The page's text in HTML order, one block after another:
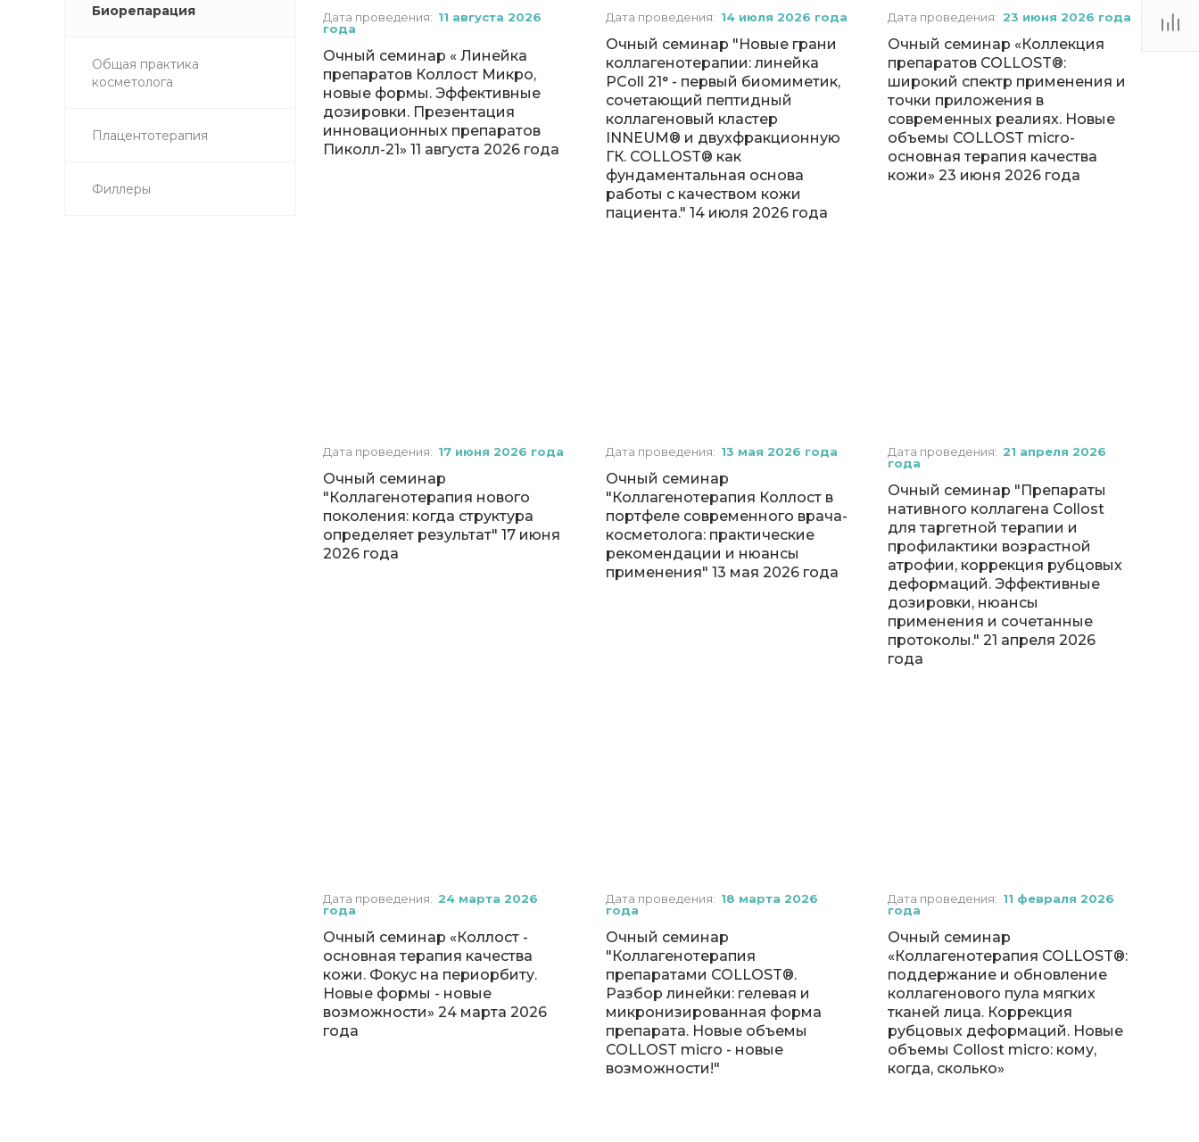
Биорепарация
Общая практика
косметолога
Плацентотерапия
Филлеры
Дата проведения: 11 августа 2026
года
Очный семинар « Линейка
препаратов Коллост Микро,
новые формы. Эффективные
дозировки. Презентация
инновационных препаратов
Пиколл-21» 11 августа 2026 года
Дата проведения: 14 июля 2026 года
Очный семинар "Новые грани
коллагенотерапии: линейка
PColl 21° - первый биомиметик,
сочетающий пептидный
коллагеновый кластер
INNEUM® и двухфракционную
ГК. COLLOST® как
фундаментальная основа
работы с качеством кожи
пациента." 14 июля 2026 года
Дата проведения: 23 июня 2026 года
Очный семинар «Коллекция
препаратов COLLOST®:
широкий спектр применения и
точки приложения в
современных реалиях. Новые
объемы COLLOST micro-
основная терапия качества
кожи» 23 июня 2026 года
Дата проведения: 17 июня 2026 года
Очный семинар
"Коллагенотерапия нового
поколения: когда структура
определяет результат" 17 июня
2026 года
Дата проведения: 13 мая 2026 года
Очный семинар
"Коллагенотерапия Коллост в
портфеле современного врача-
косметолога: практические
рекомендации и нюансы
применения" 13 мая 2026 года
Дата проведения: 21 апреля 2026
года
Очный семинар "Препараты
нативного коллагена Collost
для таргетной терапии и
профилактики возрастной
атрофии, коррекция рубцовых
деформаций. Эффективные
дозировки, нюансы
применения и сочетанные
протоколы." 21 апреля 2026
года
Дата проведения: 24 марта 2026
года
Очный семинар «Коллост -
основная терапия качества
кожи. Фокус на периорбиту.
Новые формы - новые
возможности» 24 марта 2026
года
Дата проведения: 18 марта 2026
года
Очный семинар
"Коллагенотерапия
препаратами COLLOST®️.
Разбор линейки: гелевая и
микронизированная форма
препарата. Новые объемы
COLLOST micro - новые
возможности!"
Дата проведения: 11 февраля 2026
года
Очный семинар
«Коллагенотерапия COLLOST®️:
поддержание и обновление
коллагенового пула мягких
тканей лица. Коррекция
рубцовых деформаций. Новые
объемы Collost micro: кому,
когда, сколько»